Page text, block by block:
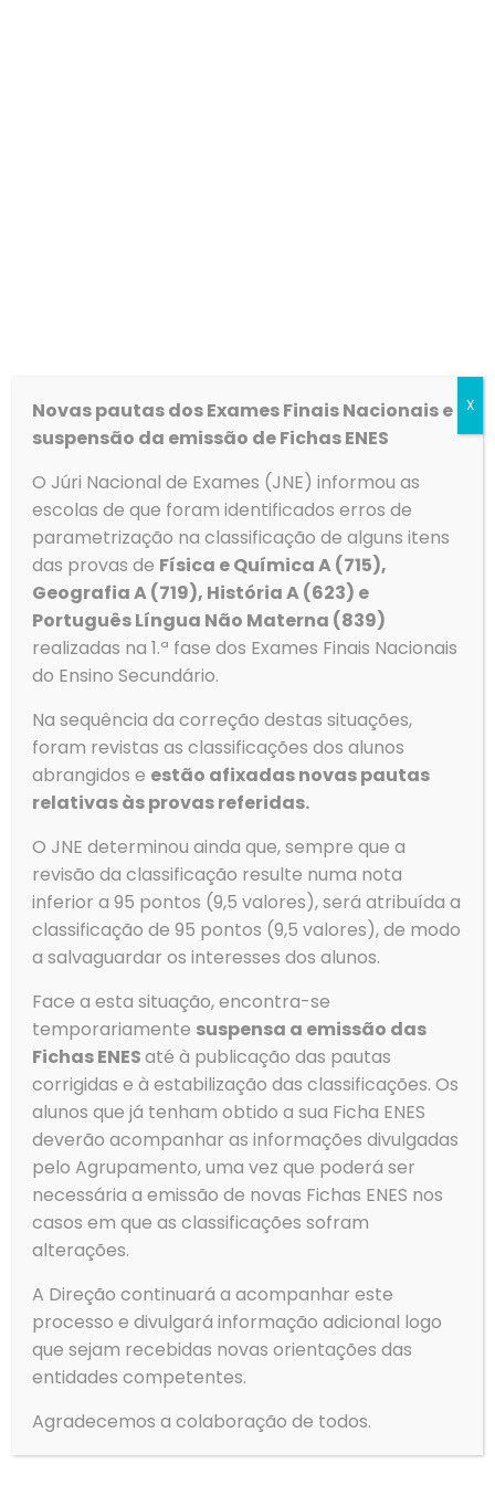
Gerir o Consentimento de
Cookies
Para fornecer as melhores experiências, usamos tecnologias
dispositivo. Consentir com essas tecnologias nos permitirá
Contactos
Morada
Agrupamento de Escolas de Ovar
Rua Dom Dinis
3880-307 Ovar
Telefone
Tlf: 256 581 000
Fax: 256 586 411
geral@aeovar.pt
Menu
→
Agrupamento
→
Alunos
→
Serviços
→
Clubes e Projetos
→
Contactos
→
Política de Privacidade
→
Livro de Reclamações
Tempo
Novas pautas dos Exames Finais Nacionais e
suspensão da emissão de Fichas ENES
O Júri Nacional de Exames (JNE) informou as
escolas de que foram identificados erros de
parametrização na classificação de alguns itens
das provas de Física e Química A (715),
Geografia A (719), História A (623) e
Português Língua Não Materna (839)
realizadas na 1.ª fase dos Exames Finais Nacionais
do Ensino Secundário.
Na sequência da correção destas situações,
foram revistas as classificações dos alunos
abrangidos e estão afixadas novas pautas
relativas às provas referidas.
O JNE determinou ainda que, sempre que a
revisão da classificação resulte numa nota
inferior a 95 pontos (9,5 valores), será atribuída a
classificação de 95 pontos (9,5 valores), de modo
a salvaguardar os interesses dos alunos.
Face a esta situação, encontra-se
temporariamente suspensa a emissão das
Fichas ENESaté à publicação das pautas
corrigidas e à estabilização das classificações. Os
alunos que já tenham obtido a sua Ficha ENES
deverão acompanhar as informações divulgadas
pelo Agrupamento, uma vez que poderá ser
necessária a emissão de novas Fichas ENES nos
casos em que as classificações sofram
alterações.
A Direção continuará a acompanhar este
processo e divulgará informação adicional logo
que sejam recebidas novas orientações das
entidades competentes.
Agradecemos a colaboração de todos.
X